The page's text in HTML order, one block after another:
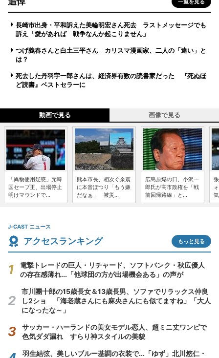
長崎市出身・平和訴えた美輪明宏さん死去 ラストメッセージでも
訴え「愛があれば 戦争なんか起こりません」
つげ義春さんと白土三平さん カリスマ漫画家、二人の「違い」と
は？
死去した丹羽宇一郎さんは、経済界有数の読書家だった 『死ぬほ
ど読書』ベストセラーに
動画で見る 画像で見る
「異物使用疑惑」元韓
国セーブ王、出場停止
明けマウンドで...
熊本市長、相次ぐ余震
に本音ぽつり「もう嫌
だなぁ」 被災...
広島原爆の日、小沢一
郎氏が高市政権を「戦
前回帰路線」と...
J-CAST ニュース
アクセスランキング もっと見る
電撃トレードの巨人・リチャード、ソフトバンク・秋広優人
の存在感薄れ...「他球団の方が出場機会ある」の声が
市川團十郎の15歳長女＆13歳長男、ソファでリラックス仲良
し2ショ 「海老蔵さんにも麻央さんにも似てますね」「大人
になったな～」
サッカー・ハーランドの美女モデル恋人、超ミニ丈ワンピで
色気ダダ漏れ すらり神スタイルの美貌
羽生結弦、美しいブルー基調の衣装で...「ゆず」北川悠仁・